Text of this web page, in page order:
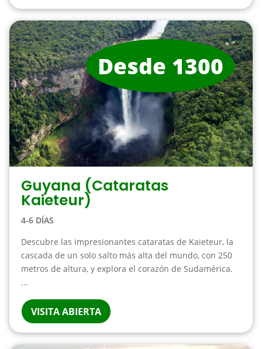
Guyana (Cataratas
Kaieteur)
4-6 DÍAS
Descubre las impresionantes cataratas de Kaieteur, la
cascada de un solo salto más alta del mundo, con 250
metros de altura, y explora el corazón de Sudamérica.
...
VISITA ABIERTA
Desde 1300